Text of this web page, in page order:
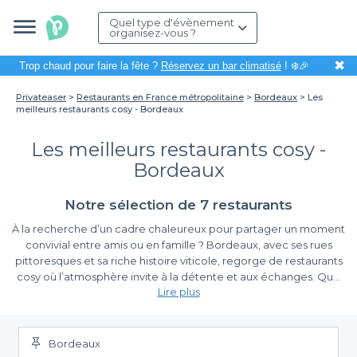
Quel type d'évènement
organisez-vous ?
Trop chaud pour faire la fête ? Réservez un bar climatisé! ❄️🎉 ✖
Privateaser Restaurants en France métropolitaine Bordeaux
Les
meilleurs restaurants cosy - Bordeaux
Les meilleurs restaurants cosy -
Bordeaux
Notre sélection de 7 restaurants
À la recherche d’un cadre chaleureux pour partager un moment
convivial entre amis ou en famille ? Bordeaux, avec ses rues
pittoresques et sa riche histoire viticole, regorge de restaurants
cosy où l’atmosphère invite à la détente et aux échanges. Que
vous souhaitiez déguster des plats régionaux savoureux ou
de quoi satisfaire toutes vos envies.
Pourquoi choisir un restaurant cosy à Bordeaux ?
Organiser un repas dans un restaurant cosy à Bordeaux, c’est
Lire plus
Bordeaux